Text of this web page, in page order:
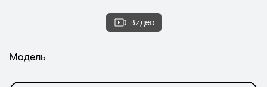
Видео
Модель